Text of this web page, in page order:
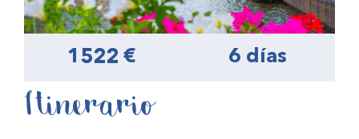
1522 € 6 días
Itinerario